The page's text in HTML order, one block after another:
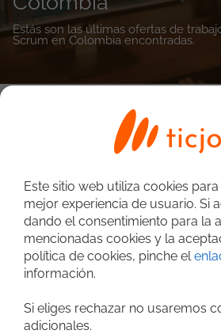
Estás son las últimas ofertas de
Scrum en Colombia encontradas.
empleos encontrados
Este sitio web utiliza cookies
mejor experiencia de usuario. Si
dando el consentimiento para la
mencionadas cookies y la
política de cookies, pinche el
información.
Si eliges rechazar no usaremos
adicionales.